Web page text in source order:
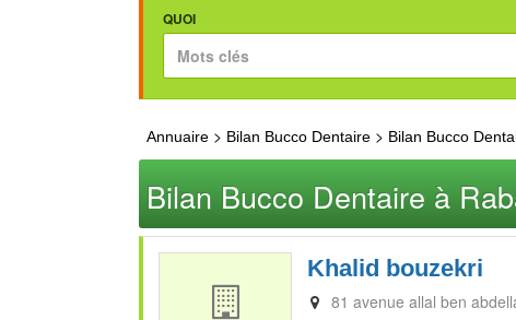
QUOI
Annuaire > Bilan Bucco Dentaire > Bilan Bucco
Bilan Bucco Dentaire à
Khalid bouzekri
81 avenue allal ben